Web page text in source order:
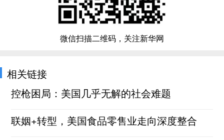
微信扫描二维码，关注新华网
相关链接
控枪困局：美国几乎无解的社会难题
联姻+转型，美国食品零售业走向深度整合